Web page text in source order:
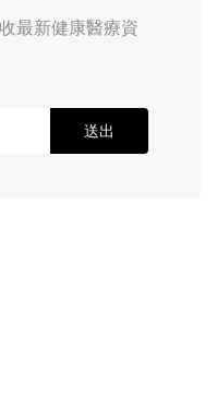
最新健康醫療資
送出